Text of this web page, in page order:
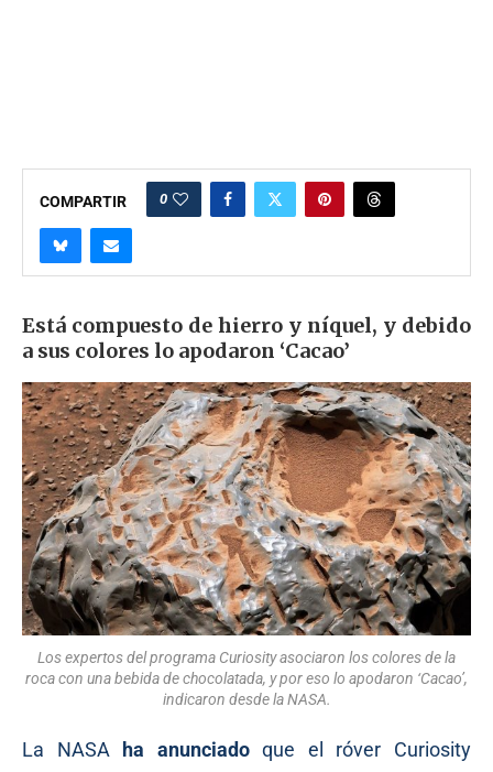
COMPARTIR 0
Está compuesto de hierro y níquel, y debido
a sus colores lo apodaron ‘Cacao’
Los expertos del programa Curiosity asociaron los colores de la
roca con una bebida de chocolatada, y por eso lo apodaron ‘Cacao’,
indicaron desde la NASA.
La NASA ha anunciadoque el róver Curiosity